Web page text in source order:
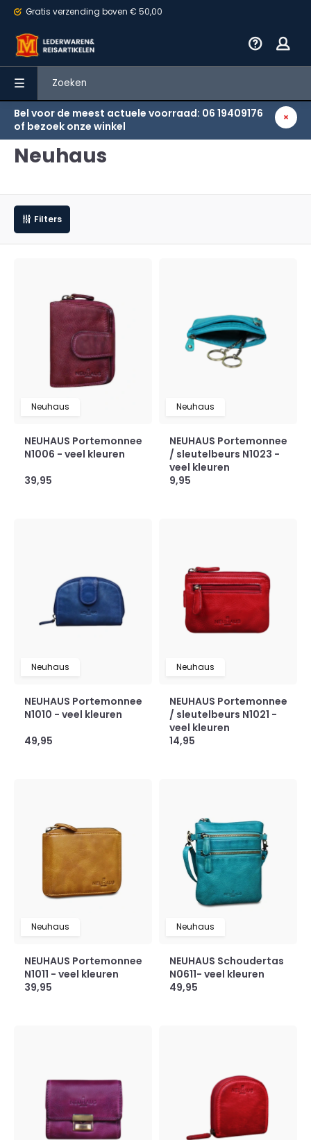
Gratis verzending boven € 50,00
Bel voor de meest actuele voorraad: 06 19409176
of bezoek onze winkel
Terug
Neuhaus
Filters
Neuhaus
NEUHAUS Portemonnee
N1006 - veel kleuren
39,95
Neuhaus
NEUHAUS Portemonnee
/ sleutelbeurs N1023 -
veel kleuren
9,95
Neuhaus
NEUHAUS Portemonnee
N1010 - veel kleuren
49,95
Neuhaus
NEUHAUS Portemonnee
/ sleutelbeurs N1021 -
veel kleuren
14,95
Neuhaus
NEUHAUS Portemonnee
N1011 - veel kleuren
39,95
Neuhaus
NEUHAUS Schoudertas
N0611- veel kleuren
49,95